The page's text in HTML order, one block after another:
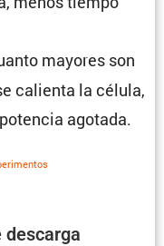
descarga
mayores son
calienta la célula,
agotada.